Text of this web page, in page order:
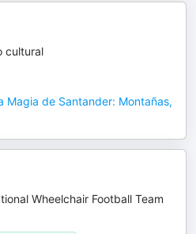
cultural
Magia de Santander: Montañas,
Wheelchair Football Team